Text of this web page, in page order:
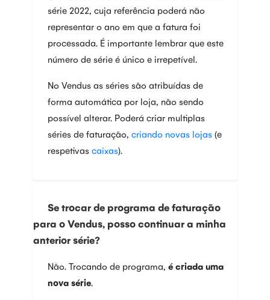
série 2022, cuja referência poderá não
representar o ano em que a fatura foi
processada. É importante lembrar que este
número de série é único e irrepetível.
No Vendus as séries são atribuídas de
forma automática por loja, não sendo
possível alterar. Poderá criar multiplas
séries de faturação, criando novas lojas (e
respetivas caixas).
Se trocar de programa de faturação
para o Vendus, posso continuar a minha
anterior série?
Não. Trocando de programa, é criada uma
nova série.